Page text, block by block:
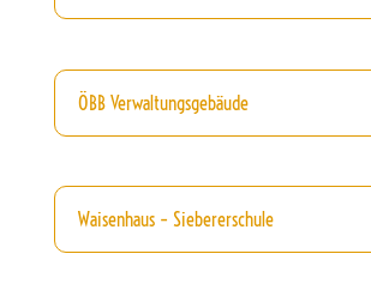
ÖBB Verwaltungsgebäude
Waisenhaus – Siebererschule